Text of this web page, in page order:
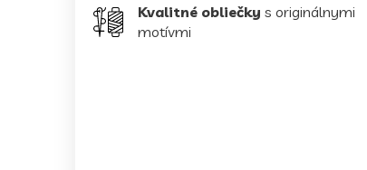
Kvalitné obliečky s originálnymi
motívmi